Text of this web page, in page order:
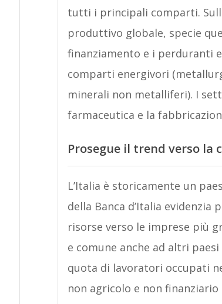
tutti i principali comparti.
produttivo globale, specie
finanziamento e i perduranti
comparti energivori
minerali non metalliferi). I
farmaceutica e la
Prosegue il trend verso la
L’Italia è storicamente un
della Banca d’Italia
risorse verso le imprese più
e comune anche ad altri
quota di lavoratori occupati
non agricolo e non